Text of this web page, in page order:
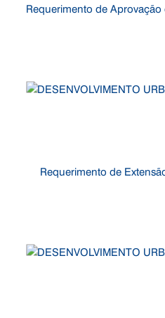
Requerimento de
Requerimento de